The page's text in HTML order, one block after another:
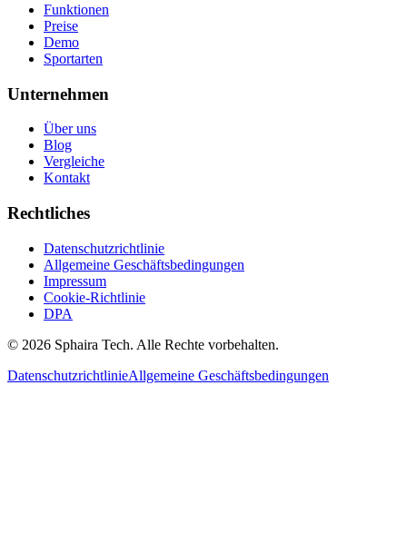
Funktionen
Preise
Demo
Sportarten
Unternehmen
Über uns
Blog
Vergleiche
Kontakt
Rechtliches
Datenschutzrichtlinie
Allgemeine Geschäftsbedingungen
Impressum
Cookie-Richtlinie
DPA
© 2026 Sphaira Tech. Alle Rechte vorbehalten.
DatenschutzrichtlinieAllgemeine Geschäftsbedingungen